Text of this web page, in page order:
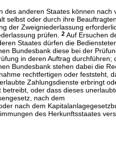
des anderen Staates können nach
selbst oder durch ihre
der Zweigniederlassung
prüfen.2 Auf Ersuchen
Staates dürfen die
Bundesbank diese bei der
in deren Auftrag durchführen;
Bundesbank stehen dabei die
rechtfertigen oder feststeht,
Zahlungsdienste erbringt
oder dass dieses
nach dem
nach dem
des Herkunftsstaates